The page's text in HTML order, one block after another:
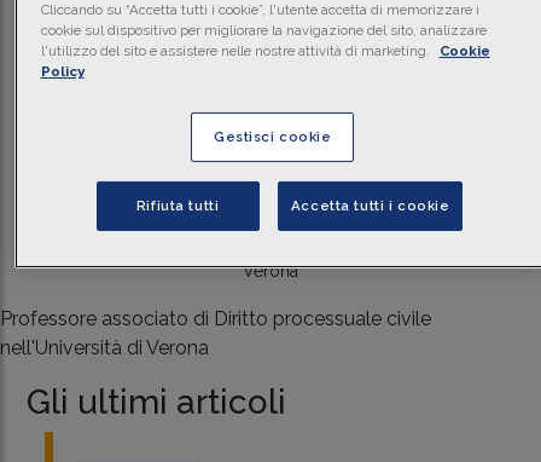
Verona
Professore associato di Diritto processuale civile
nell'Università di Verona
Gli ultimi articoli
Cliccando su “Accetta tutti i cookie”, l'utente accetta di memorizzare i
cookie sul dispositivo per migliorare la navigazione del sito, analizzare
l'utilizzo del sito e assistere nelle nostre attività di marketing.
Cookie
Policy
Gestisci cookie
Rifiuta tutti Accetta tutti i cookie